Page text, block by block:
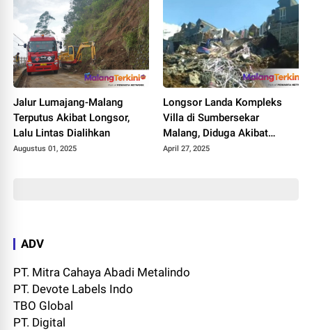
Jalur Lumajang-Malang
Terputus Akibat Longsor,
Lalu Lintas Dialihkan
Augustus 01, 2025
Longsor Landa Kompleks
Villa di Sumbersekar
Malang, Diduga Akibat
Aktivitas Alat Berat
April 27, 2025
ADV
PT. Mitra Cahaya Abadi Metalindo
PT. Devote Labels Indo
TBO Global
PT. Digital